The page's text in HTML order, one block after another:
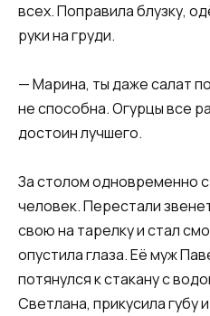
всех. Поправила блузку,
руки на груди.
— Марина, ты даже салат
не способна. Огурцы все
достоин лучшего.
За столом одновременно
человек. Перестали
свою на тарелку и стал
опустила глаза. Её муж
потянулся к стакану с
Светлана, прикусила губу